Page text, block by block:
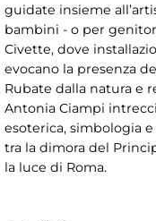
guidate insieme
bambini - o per
Civette, dove
evocano la presenza
Rubate dalla natura e
Antonia Ciampi
esoterica, simbologia
tra la dimora del
la luce di Roma.